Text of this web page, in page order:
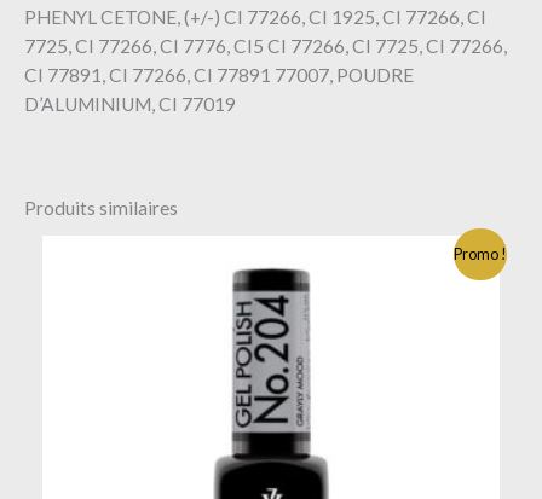
PHENYL CETONE, (+/-) CI 77266, CI 1925, CI 77266, CI
7725, CI 77266, CI 7776, CI5 CI 77266, CI 7725, CI 77266,
CI 77891, CI 77266, CI 77891 77007, POUDRE
D’ALUMINIUM, CI 77019
Produits similaires
Promo !